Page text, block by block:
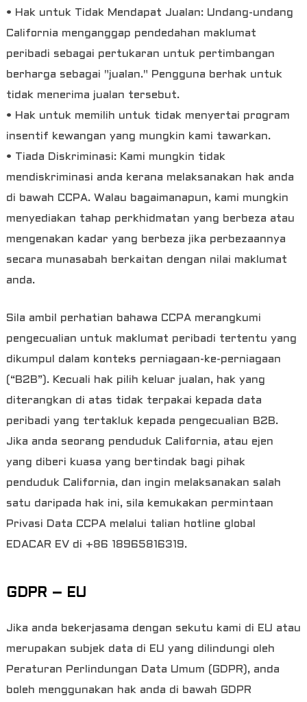
• Hak untuk Tidak Mendapat Jualan: Undang-undang
California menganggap pendedahan maklumat
peribadi sebagai pertukaran untuk pertimbangan
berharga sebagai "jualan." Pengguna berhak untuk
tidak menerima jualan tersebut.
• Hak untuk memilih untuk tidak menyertai program
insentif kewangan yang mungkin kami tawarkan.
• Tiada Diskriminasi: Kami mungkin tidak
mendiskriminasi anda kerana melaksanakan hak anda
di bawah CCPA. Walau bagaimanapun, kami mungkin
menyediakan tahap perkhidmatan yang berbeza atau
mengenakan kadar yang berbeza jika perbezaannya
secara munasabah berkaitan dengan nilai maklumat
anda.
Sila ambil perhatian bahawa CCPA merangkumi
pengecualian untuk maklumat peribadi tertentu yang
dikumpul dalam konteks perniagaan-ke-perniagaan
(“B2B”). Kecuali hak pilih keluar jualan, hak yang
diterangkan di atas tidak terpakai kepada data
peribadi yang tertakluk kepada pengecualian B2B.
Jika anda seorang penduduk California, atau ejen
yang diberi kuasa yang bertindak bagi pihak
penduduk California, dan ingin melaksanakan salah
satu daripada hak ini, sila kemukakan permintaan
Privasi Data CCPA melalui talian hotline global
EDACAR EV di +86 18965816319.
GDPR – EU
Jika anda bekerjasama dengan sekutu kami di EU atau
merupakan subjek data di EU yang dilindungi oleh
Peraturan Perlindungan Data Umum (GDPR), anda
boleh menggunakan hak anda di bawah GDPR